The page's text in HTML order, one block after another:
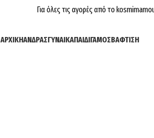
Για όλες τις αγορές από το
ΑΡΧΙΚΉΆΝΔΡΑΣΓΥΝΑΊΚΑΠΑΙΔΊΓΆΜΟΣΒΆΦΤΙΣΗ